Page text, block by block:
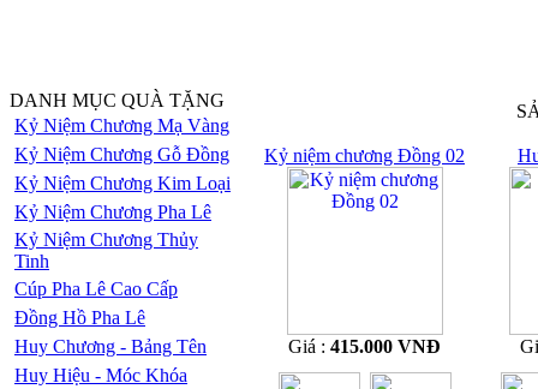
DANH MỤC QUÀ TẶNG
Kỷ Niệm Chương Mạ Vàng
Kỷ Niệm Chương Gỗ Đồng
Kỷ Niệm Chương Kim Loại
Kỷ Niệm Chương Pha Lê
Kỷ Niệm Chương Thủy
Tinh
Cúp Pha Lê Cao Cấp
Đồng Hồ Pha Lê
Huy Chương - Bảng Tên
Huy Hiệu - Móc Khóa
Kỷ niệm chương Đồng 02
Giá : 415.000 VNĐ